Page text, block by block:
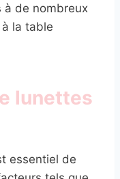
à de nombreux
la table
lunettes
essentiel de